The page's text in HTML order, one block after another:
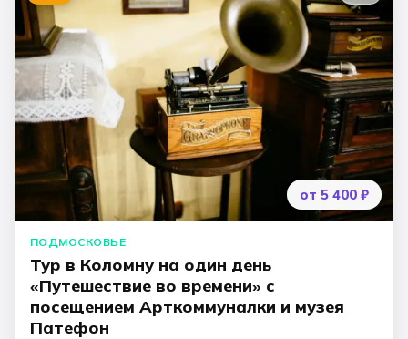
от 5 400 ₽
ПОДМОСКОВЬЕ
Тур в Коломну на один день
«Путешествие во времени» с
посещением Арткоммуналки и музея
Патефон